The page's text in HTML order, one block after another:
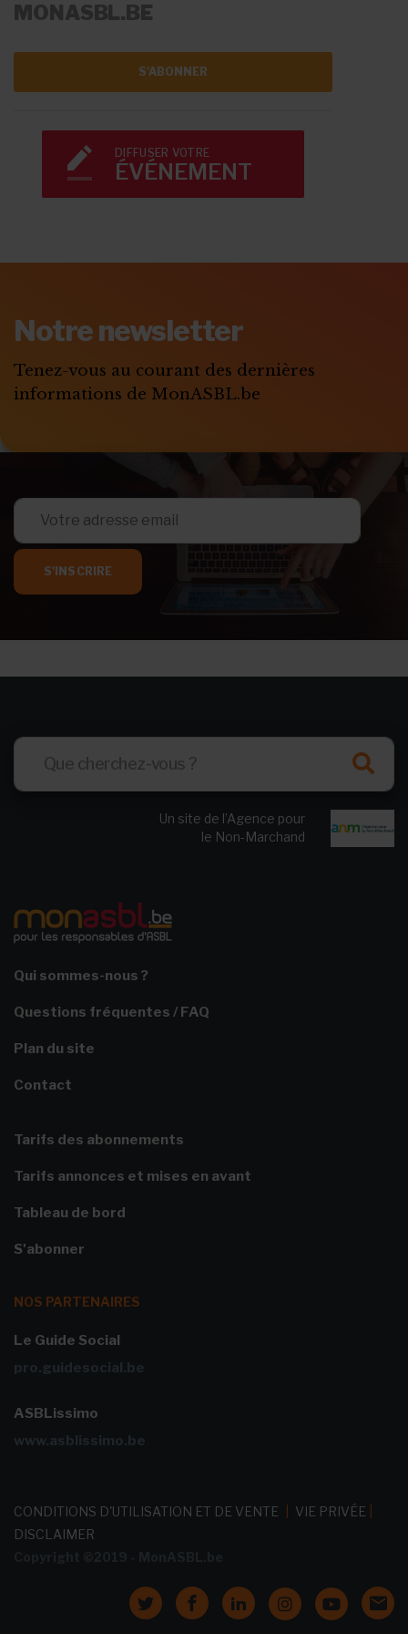
MONASBL.BE
S'ABONNER
DIFFUSER VOTRE
ÉVÉNEMENT
Notre newsletter
Tenez-vous au courant des dernières
informations de MonASBL.be
S'INSCRIRE
Un site de l’Agence pour
le Non-Marchand
Qui sommes-nous ?
Questions fréquentes / FAQ
Plan du site
Contact
Tarifs des abonnements
Tarifs annonces et mises en avant
Tableau de bord
S'abonner
NOS PARTENAIRES
Le Guide Social
pro.guidesocial.be
ASBLissimo
www.asblissimo.be
CONDITIONS D'UTILISATION ET DE VENTE VIE PRIVÉE
DISCLAIMER